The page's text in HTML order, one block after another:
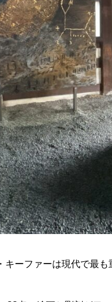
ーファーは現代で最も